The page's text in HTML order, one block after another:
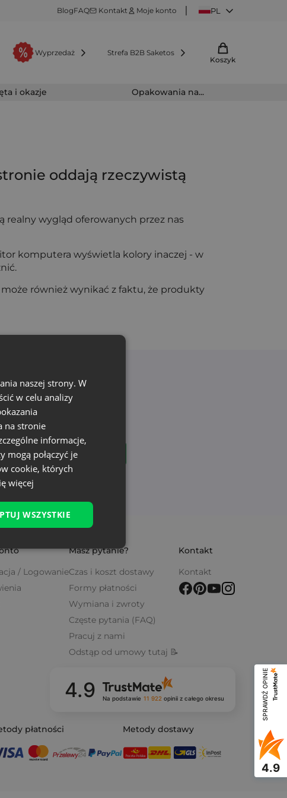
BlogFAQ Kontakt Moje konto PL
Wyprzedaż
Strefa B2B Saketos
Koszyk
i okazje Opakowania na...
oddają rzeczywistą
realny wygląd oferowanych przez nas
komputera wyświetla kolory inaczej - w
również wynikać z faktu, że produkty
i ofertami
na stałe!
się w każdej chwili. (wymagane)
/ Logowanie
Masz pytanie?
Czas i koszt dostawy
Formy płatności
Wymiana i zwroty
Częste pytania (FAQ)
Pracuj z nami
Odstąp od umowy tutaj 📝
Kontakt
Kontakt
4.9 Na podstawie 11 922 opinii z całego okresu
płatności Metody dostawy
SPRAWDŹ OPINIE
4.9
naszej strony. W
w celu analizy
na stronie
informacje,
mogą połączyć je
cookie, których
więcej
WSZYSTKIE